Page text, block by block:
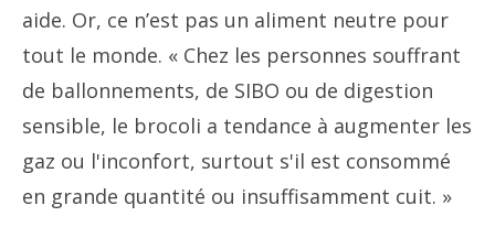
aide. Or, ce n’est pas un aliment neutre pour
tout le monde. « Chez les personnes souffrant
de ballonnements, de SIBO ou de digestion
sensible, le brocoli a tendance à augmenter les
gaz ou l'inconfort, surtout s'il est consommé
en grande quantité ou insuffisamment cuit. »